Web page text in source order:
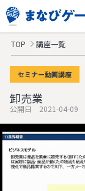
TOP 講座一覧
セミナー動画講座
卸売業
公開日 2021-04-09